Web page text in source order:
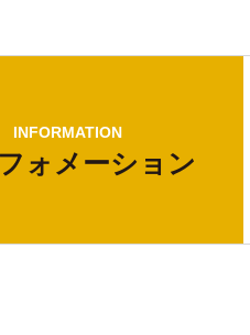
INFORMATION
ォ メーション